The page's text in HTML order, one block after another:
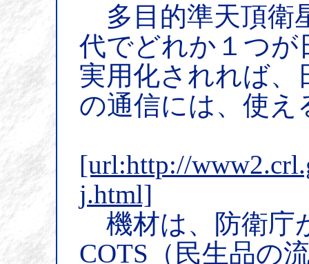
多目的準天頂衛
代でどれか１つが
実用化されれば、
の通信には、使え
[url:http://
j.html]
機材は、防衛庁
COTS（民生品の